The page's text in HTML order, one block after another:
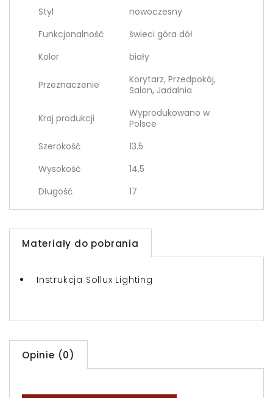
Styl
nowoczesny
Funkcjonalność
świeci góra dół
Kolor
biały
Przeznaczenie
Korytarz, Przedpokój,
Salon, Jadalnia
Kraj produkcji
Wyprodukowano w
Polsce
Szerokość
13.5
Wysokość
14.5
Długość
17
Materiały do pobrania
Instrukcja Sollux Lighting
Opinie (0)